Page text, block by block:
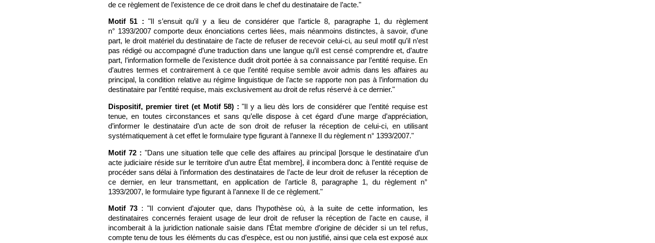
de ce règlement de l’existence de ce droit dans le chef du destinataire de l’acte."
Motif 51 : "Il s’ensuit qu’il y a lieu de considérer que l’article 8, paragraphe 1, du règlement
n° 1393/2007 comporte deux énonciations certes liées, mais néanmoins distinctes, à savoir, d’une
part, le droit matériel du destinataire de l’acte de refuser de recevoir celui-ci, au seul motif qu’il n’est
pas rédigé ou accompagné d’une traduction dans une langue qu’il est censé comprendre et, d’autre
part, l’information formelle de l’existence dudit droit portée à sa connaissance par l’entité requise. En
d’autres termes et contrairement à ce que l’entité requise semble avoir admis dans les affaires au
principal, la condition relative au régime linguistique de l’acte se rapporte non pas à l’information du
destinataire par l’entité requise, mais exclusivement au droit de refus réservé à ce dernier."
Dispositif, premier tiret (et Motif 58) : "Il y a lieu dès lors de considérer que l’entité requise est
tenue, en toutes circonstances et sans qu’elle dispose à cet égard d’une marge d’appréciation,
d’informer le destinataire d’un acte de son droit de refuser la réception de celui‑ci, en utilisant
systématiquement à cet effet le formulaire type figurant à l’annexe II du règlement n° 1393/2007."
Motif 72 : "Dans une situation telle que celle des affaires au principal [lorsque le destinataire d’un
acte judiciaire réside sur le territoire d’un autre État membre], il incombera donc à l’entité requise de
procéder sans délai à l’information des destinataires de l’acte de leur droit de refuser la réception de
ce dernier, en leur transmettant, en application de l’article 8, paragraphe 1, du règlement n°
1393/2007, le formulaire type figurant à l’annexe II de ce règlement."
Motif 73 : "Il convient d’ajouter que, dans l’hypothèse où, à la suite de cette information, les
destinataires concernés feraient usage de leur droit de refuser la réception de l’acte en cause, il
incomberait à la juridiction nationale saisie dans l’État membre d’origine de décider si un tel refus,
compte tenu de tous les éléments du cas d’espèce, est ou non justifié, ainsi que cela est exposé aux